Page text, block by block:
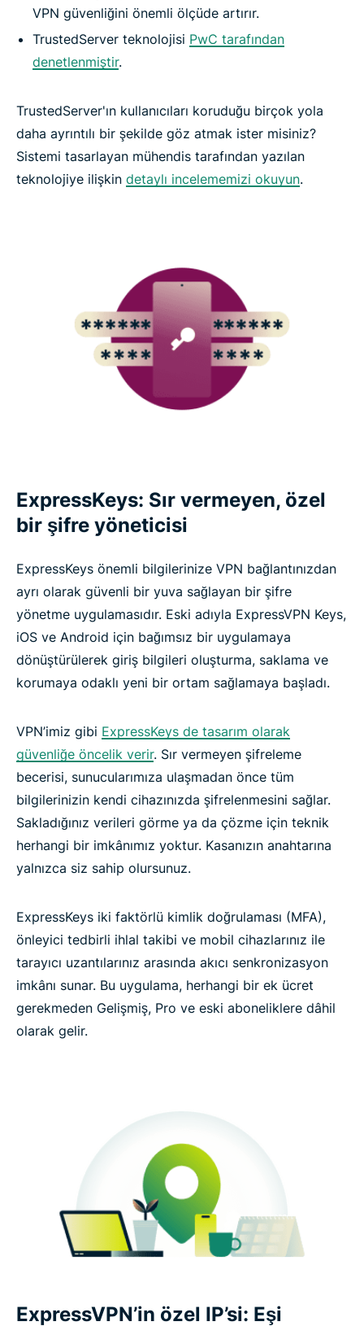
VPN güvenliğini önemli ölçüde artırır.
TrustedServer teknolojisi PwC tarafından
denetlenmiştir.
TrustedServer'ın kullanıcıları koruduğu birçok yola
daha ayrıntılı bir şekilde göz atmak ister misiniz?
Sistemi tasarlayan mühendis tarafından yazılan
teknolojiye ilişkin detaylı incelememizi okuyun.
ExpressKeys: Sır vermeyen, özel
bir şifre yöneticisi
ExpressKeys önemli bilgilerinize VPN bağlantınızdan
ayrı olarak güvenli bir yuva sağlayan bir şifre
yönetme uygulamasıdır. Eski adıyla ExpressVPN Keys,
iOS ve Android için bağımsız bir uygulamaya
dönüştürülerek giriş bilgileri oluşturma, saklama ve
korumaya odaklı yeni bir ortam sağlamaya başladı.
VPN’imiz gibi ExpressKeys de tasarım olarak
güvenliğe öncelik verir. Sır vermeyen şifreleme
becerisi, sunucularımıza ulaşmadan önce tüm
bilgilerinizin kendi cihazınızda şifrelenmesini sağlar.
Sakladığınız verileri görme ya da çözme için teknik
herhangi bir imkânımız yoktur. Kasanızın anahtarına
yalnızca siz sahip olursunuz.
ExpressKeys iki faktörlü kimlik doğrulaması (MFA),
önleyici tedbirli ihlal takibi ve mobil cihazlarınız ile
tarayıcı uzantılarınız arasında akıcı senkronizasyon
imkânı sunar. Bu uygulama, herhangi bir ek ücret
gerekmeden Gelişmiş, Pro ve eski aboneliklere dâhil
olarak gelir.
ExpressVPN’in özel IP’si: Eşi